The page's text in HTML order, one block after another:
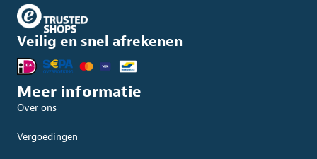
Veilig en snel afrekenen
Meer informatie
Over ons
Vergoedingen